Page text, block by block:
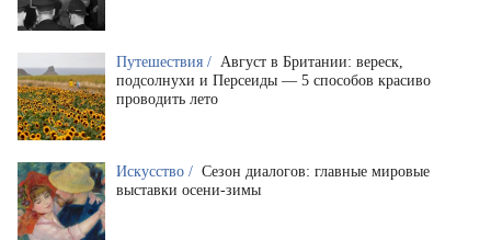
Путешествия / Август в Британии: вереск,
подсолнухи и Персеиды — 5 способов красиво
проводить лето
Искусство / Сезон диалогов: главные мировые
выставки осени-зимы